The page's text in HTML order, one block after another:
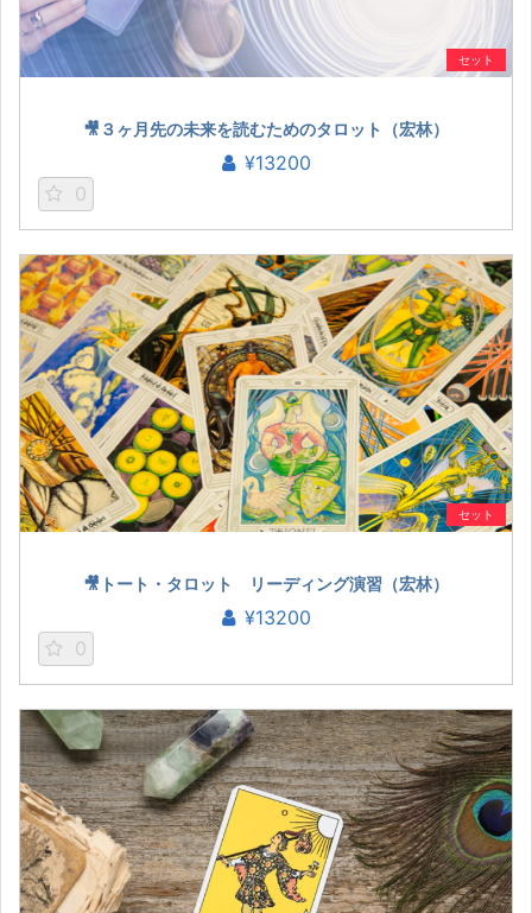
セット
🎥３ヶ月先の未来を読むためのタロット（宏林）
¥13200
0
セット
🎥トート・タロット リーディング演習（宏林）
¥13200
0